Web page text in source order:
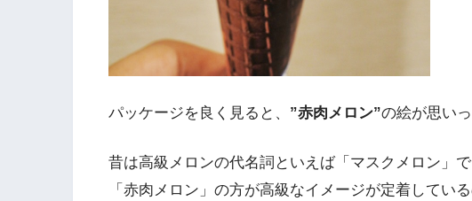
パッケージを良く見ると、 ”赤肉メロン”の絵が思い
昔は高級メロンの代名詞といえば「マスクメロン」
「赤肉メロン」の方が高級なイメージが定着している